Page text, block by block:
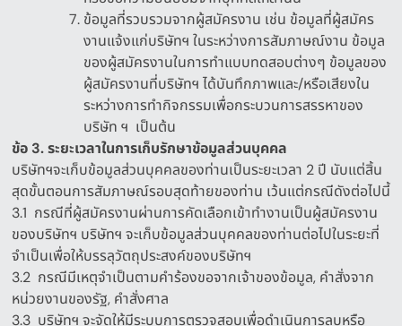
ข้อมูลที่รวบรวมจากผู้สมัครงาน เช่น ข้อมูลที่ผู้สมัคร
งานแจ้งแก่บริษัทฯ ในระหว่างการสัมภาษณ์งาน ข้อมูล
ของผู้สมัครงานในการทำแบบทดสอบต่างๆ ข้อมูลของ
ผู้สมัครงานที่บริษัทฯ ได้บันทึกภาพและ/หรือเสียงใน
ระหว่างการทำกิจกรรมเพื่อกระบวนการสรรหาของ
บริษัท ฯ เป็นต้น
ข้อ 3.ระยะเวลาในการเก็บรักษาข้อมูลส่วนบุคคล
บริษัทฯจะเก็บข้อมูลส่วนบุคคลของท่านเป็นระยะเวลา 2 ปี นับแต่สิ้น
สุดขั้นตอนการสัมภาษณ์รอบสุดท้ายของท่าน เว้นแต่กรณีดังต่อไปนี้
3.1 กรณีที่ผู้สมัครงานผ่านการคัดเลือกเข้าทำงานเป็นผู้สมัครงาน
ของบริษัทฯ บริษัทฯ จะเก็บข้อมูลส่วนบุคคลของท่านต่อไปในระยะที่
จำเป็นเพื่อให้บรรลุวัตถุประสงค์ของบริษัทฯ
3.2 กรณีมีเหตุจำเป็นตามคำร้องขอจากเจ้าของข้อมูล, คำสั่งจาก
หน่วยงานของรัฐ, คำสั่งศาล
3.3 บริษัทฯ จะจัดให้มีระบบการตรวจสอบเพื่อดำเนินการลบหรือ